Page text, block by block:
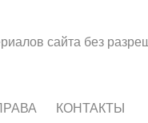
сайта без
КОНТАКТЫ